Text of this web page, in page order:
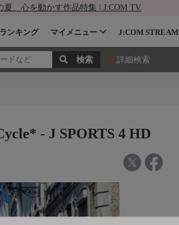
夏、心を動かす作品特集 | J:COM TV
ランキング マイメニュー J:COM STREAM
詳細検索
- J SPORTS 4 HD